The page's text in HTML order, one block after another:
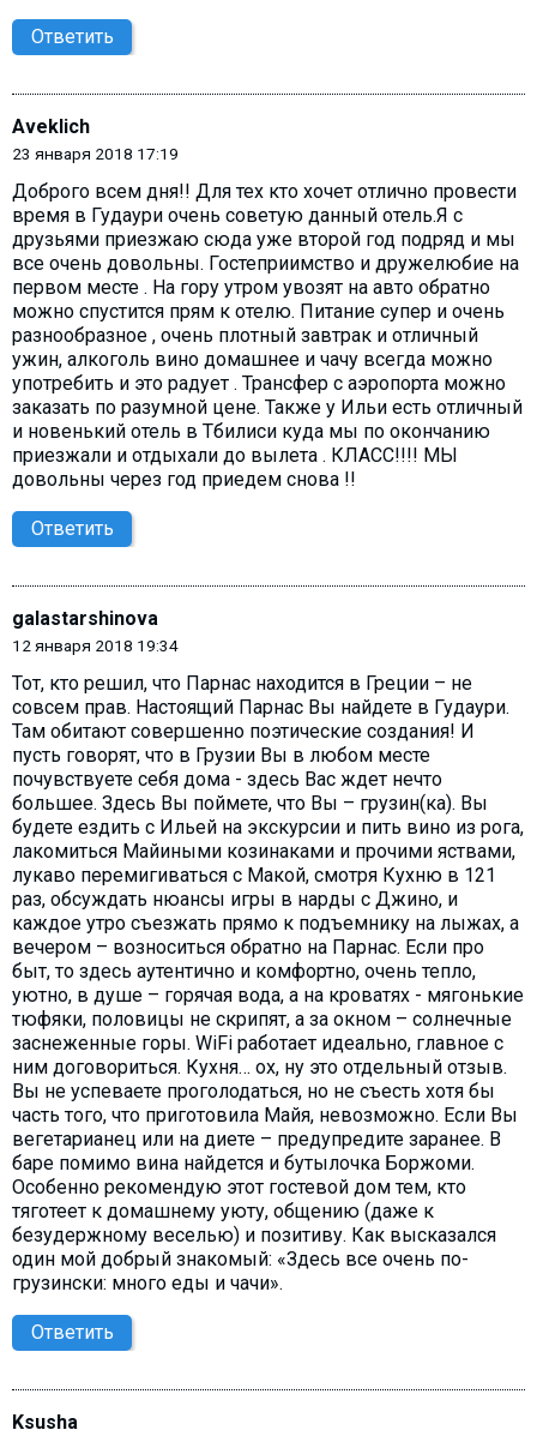
Ответить
Aveklich
23 января 2018 17:19
Доброго всем дня!! Для тех кто хочет отлично провести
время в Гудаури очень советую данный отель.Я с
друзьями приезжаю сюда уже второй год подряд и мы
все очень довольны. Гостеприимство и дружелюбие на
первом месте . На гору утром увозят на авто обратно
можно спустится прям к отелю. Питание супер и очень
разнообразное , очень плотный завтрак и отличный
ужин, алкоголь вино домашнее и чачу всегда можно
употребить и это радует . Трансфер с аэропорта можно
заказать по разумной цене. Также у Ильи есть отличный
и новенький отель в Тбилиси куда мы по окончанию
приезжали и отдыхали до вылета . КЛАСС!!!! МЫ
довольны через год приедем снова !!
Ответить
galastarshinova
12 января 2018 19:34
Тот, кто решил, что Парнас находится в Греции – не
совсем прав. Настоящий Парнас Вы найдете в Гудаури.
Там обитают совершенно поэтические создания! И
пусть говорят, что в Грузии Вы в любом месте
почувствуете себя дома - здесь Вас ждет нечто
большее. Здесь Вы поймете, что Вы – грузин(ка). Вы
будете ездить с Ильей на экскурсии и пить вино из рога,
лакомиться Майиными козинаками и прочими яствами,
лукаво перемигиваться с Макой, смотря Кухню в 121
раз, обсуждать нюансы игры в нарды с Джино, и
каждое утро съезжать прямо к подъемнику на лыжах, а
вечером – возноситься обратно на Парнас. Если про
быт, то здесь аутентично и комфортно, очень тепло,
уютно, в душе – горячая вода, а на кроватях - мягонькие
тюфяки, половицы не скрипят, а за окном – солнечные
заснеженные горы. WiFi работает идеально, главное с
ним договориться. Кухня… ох, ну это отдельный отзыв.
Вы не успеваете проголодаться, но не съесть хотя бы
часть того, что приготовила Майя, невозможно. Если Вы
вегетарианец или на диете – предупредите заранее. В
баре помимо вина найдется и бутылочка Боржоми.
Особенно рекомендую этот гостевой дом тем, кто
тяготеет к домашнему уюту, общению (даже к
безудержному веселью) и позитиву. Как высказался
один мой добрый знакомый: «Здесь все очень по-
грузински: много еды и чачи».
Ответить
Ksusha